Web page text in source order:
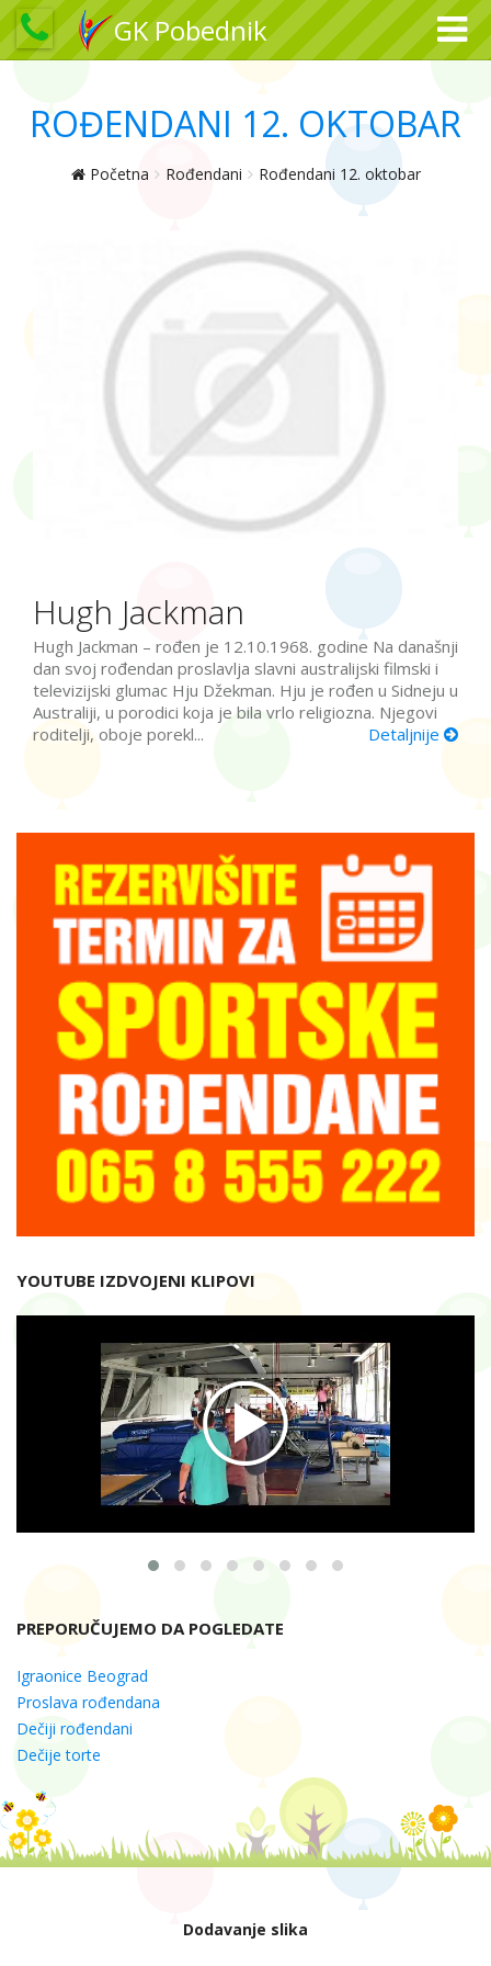
GK Pobednik
ROĐENDANI 12. OKTOBAR
Početna Rođendani Rođendani 12. oktobar
Hugh Jackman
Hugh Jackman – rođen je 12.10.1968. godine Na današnji
dan svoj rođendan proslavlja slavni australijski filmski i
televizijski glumac Hju Džekman. Hju je rođen u Sidneju u
Australiji, u porodici koja je bila vrlo religiozna. Njegovi
roditelji, oboje porekl...
Detaljnije
YOUTUBE IZDVOJENI KLIPOVI
PREPORUČUJEMO DA POGLEDATE
Igraonice Beograd
Proslava rođendana
Dečiji rođendani
Dečije torte
Dodavanje slika